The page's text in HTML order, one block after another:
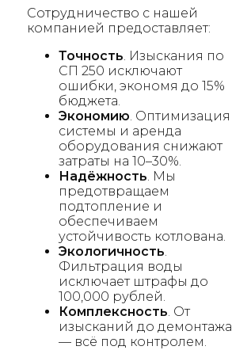
Сотрудничество с нашей
компанией предоставляет:
Точность . Изыскания по
СП 250 исключают
ошибки, экономя до 15%
бюджета.
Экономию . Оптимизация
системы и аренда
оборудования снижают
затраты на 10–30%.
Надёжность . Мы
предотвращаем
подтопление и
обеспечиваем
устойчивость котлована.
Экологичность
Фильтрация воды
исключает штрафы до
100,000 рублей.
Комплексность . От
изысканий до демонтажа
— всё под контролем.